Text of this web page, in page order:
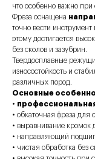
что особенно важно при
Фреза оснащена
точно вести
этому достигается
без сколов и зазубрин.
Твердосплавные
износостойкость и
различных пород.
Основные
•
• обкаточная фреза для
• выравнивание кромок
• направляющий
• чистая обработка без